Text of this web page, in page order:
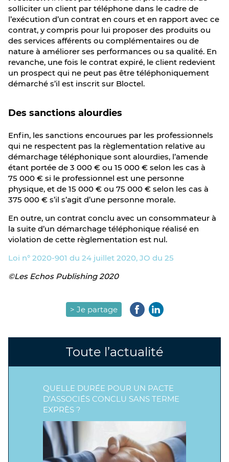
solliciter un client par téléphone dans le cadre de
l’exécution d’un contrat en cours et en rapport avec ce
contrat, y compris pour lui proposer des produits ou
des services afférents ou complémentaires ou de
nature à améliorer ses performances ou sa qualité. En
revanche, une fois le contrat expiré, le client redevient
un prospect qui ne peut pas être téléphoniquement
démarché s’il est inscrit sur Bloctel.
Des sanctions alourdies
Enfin, les sanctions encourues par les professionnels
qui ne respectent pas la règlementation relative au
démarchage téléphonique sont alourdies, l’amende
étant portée de 3 000 € ou 15 000 € selon les cas à
75 000 € si le professionnel est une personne
physique, et de 15 000 € ou 75 000 € selon les cas à
375 000 € s’il s’agit d’une personne morale.
En outre, un contrat conclu avec un consommateur à
la suite d’un démarchage téléphonique réalisé en
violation de cette règlementation est nul.
Loi n° 2020-901 du 24 juillet 2020, JO du 25
©Les Echos Publishing 2020
> Je partage
Toute l’actualité
QUELLE DURÉE POUR UN PACTE
D’ASSOCIÉS CONCLU SANS TERME
EXPRÈS ?